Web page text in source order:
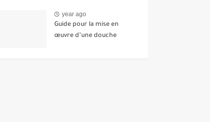
year ago
Guide pour la mise en
œuvre d’une douche